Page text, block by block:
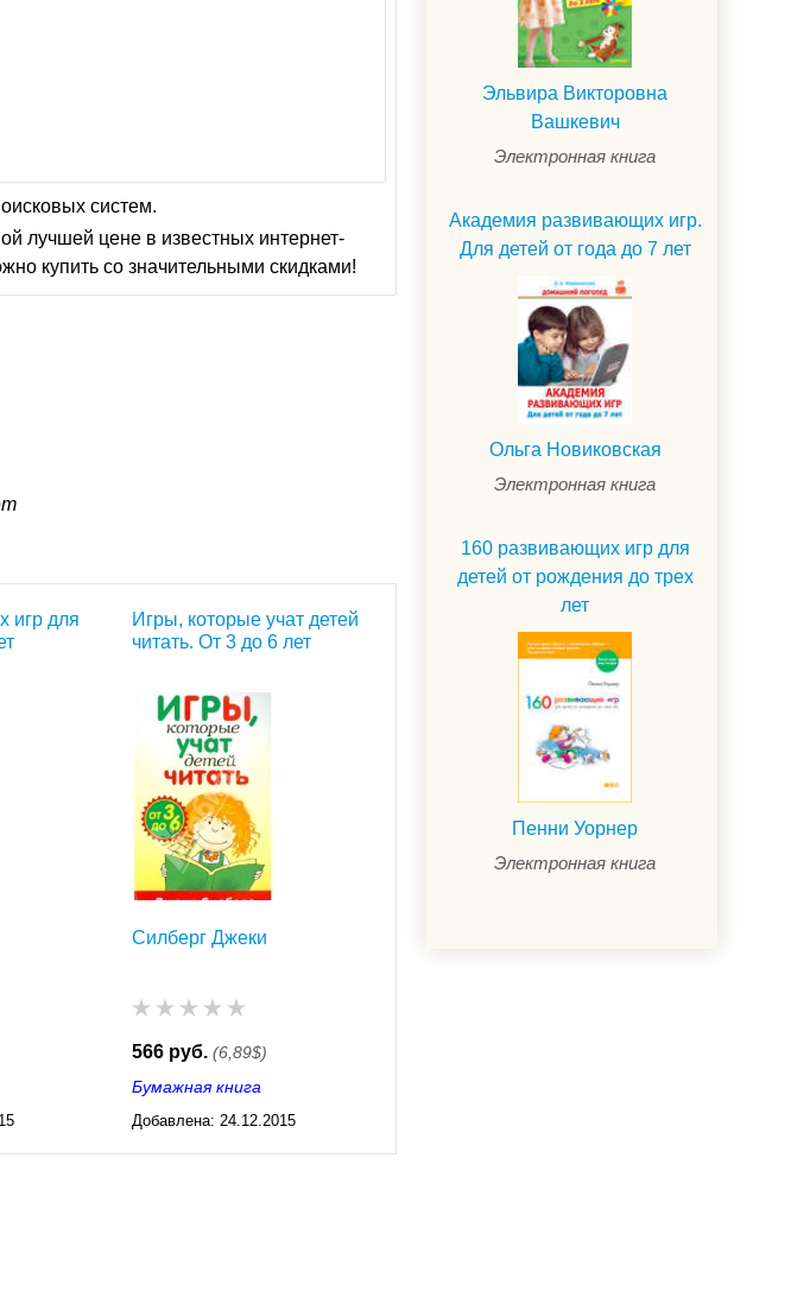
систем.
лучшей цене в известных интернет-
купить со значительными скидками!
игр для
Игры, которые учат детей
читать. От 3 до 6 лет
Силберг Джеки
566 руб. (6,89$)
Бумажная книга
Добавлена: 24.12.2015
17:34
Эльвира Викторовна
Вашкевич
Электронная книга
Академия развивающих игр.
Для детей от года до 7 лет
Ольга Новиковская
Электронная книга
160 развивающих игр для
детей от рождения до трех
лет
Пенни Уорнер
Электронная книга